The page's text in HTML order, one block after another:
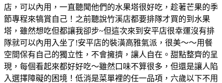
店，可以內用，一直聽聞他們的水果塔很好吃，趁著芒果的季
節專程來犒賞自己！之前聽說竹溪店都要排隊才買的到水果
塔，雖然想吃但都讓我卻步~但這次來到安平店很幸運沒有排
隊就可以內用入坐了!安平店的裝潢高雅氣派，很美～～用餐
空間保有自己的獨立性，不會擁擠，讓人自在。甜點整齊的呈
現，每個看起來都好好吃～雖然口味不算很多，但還是讓人陷
入選擇障礙的困境！低消是菜單裡的任一品項，六歲以下不用